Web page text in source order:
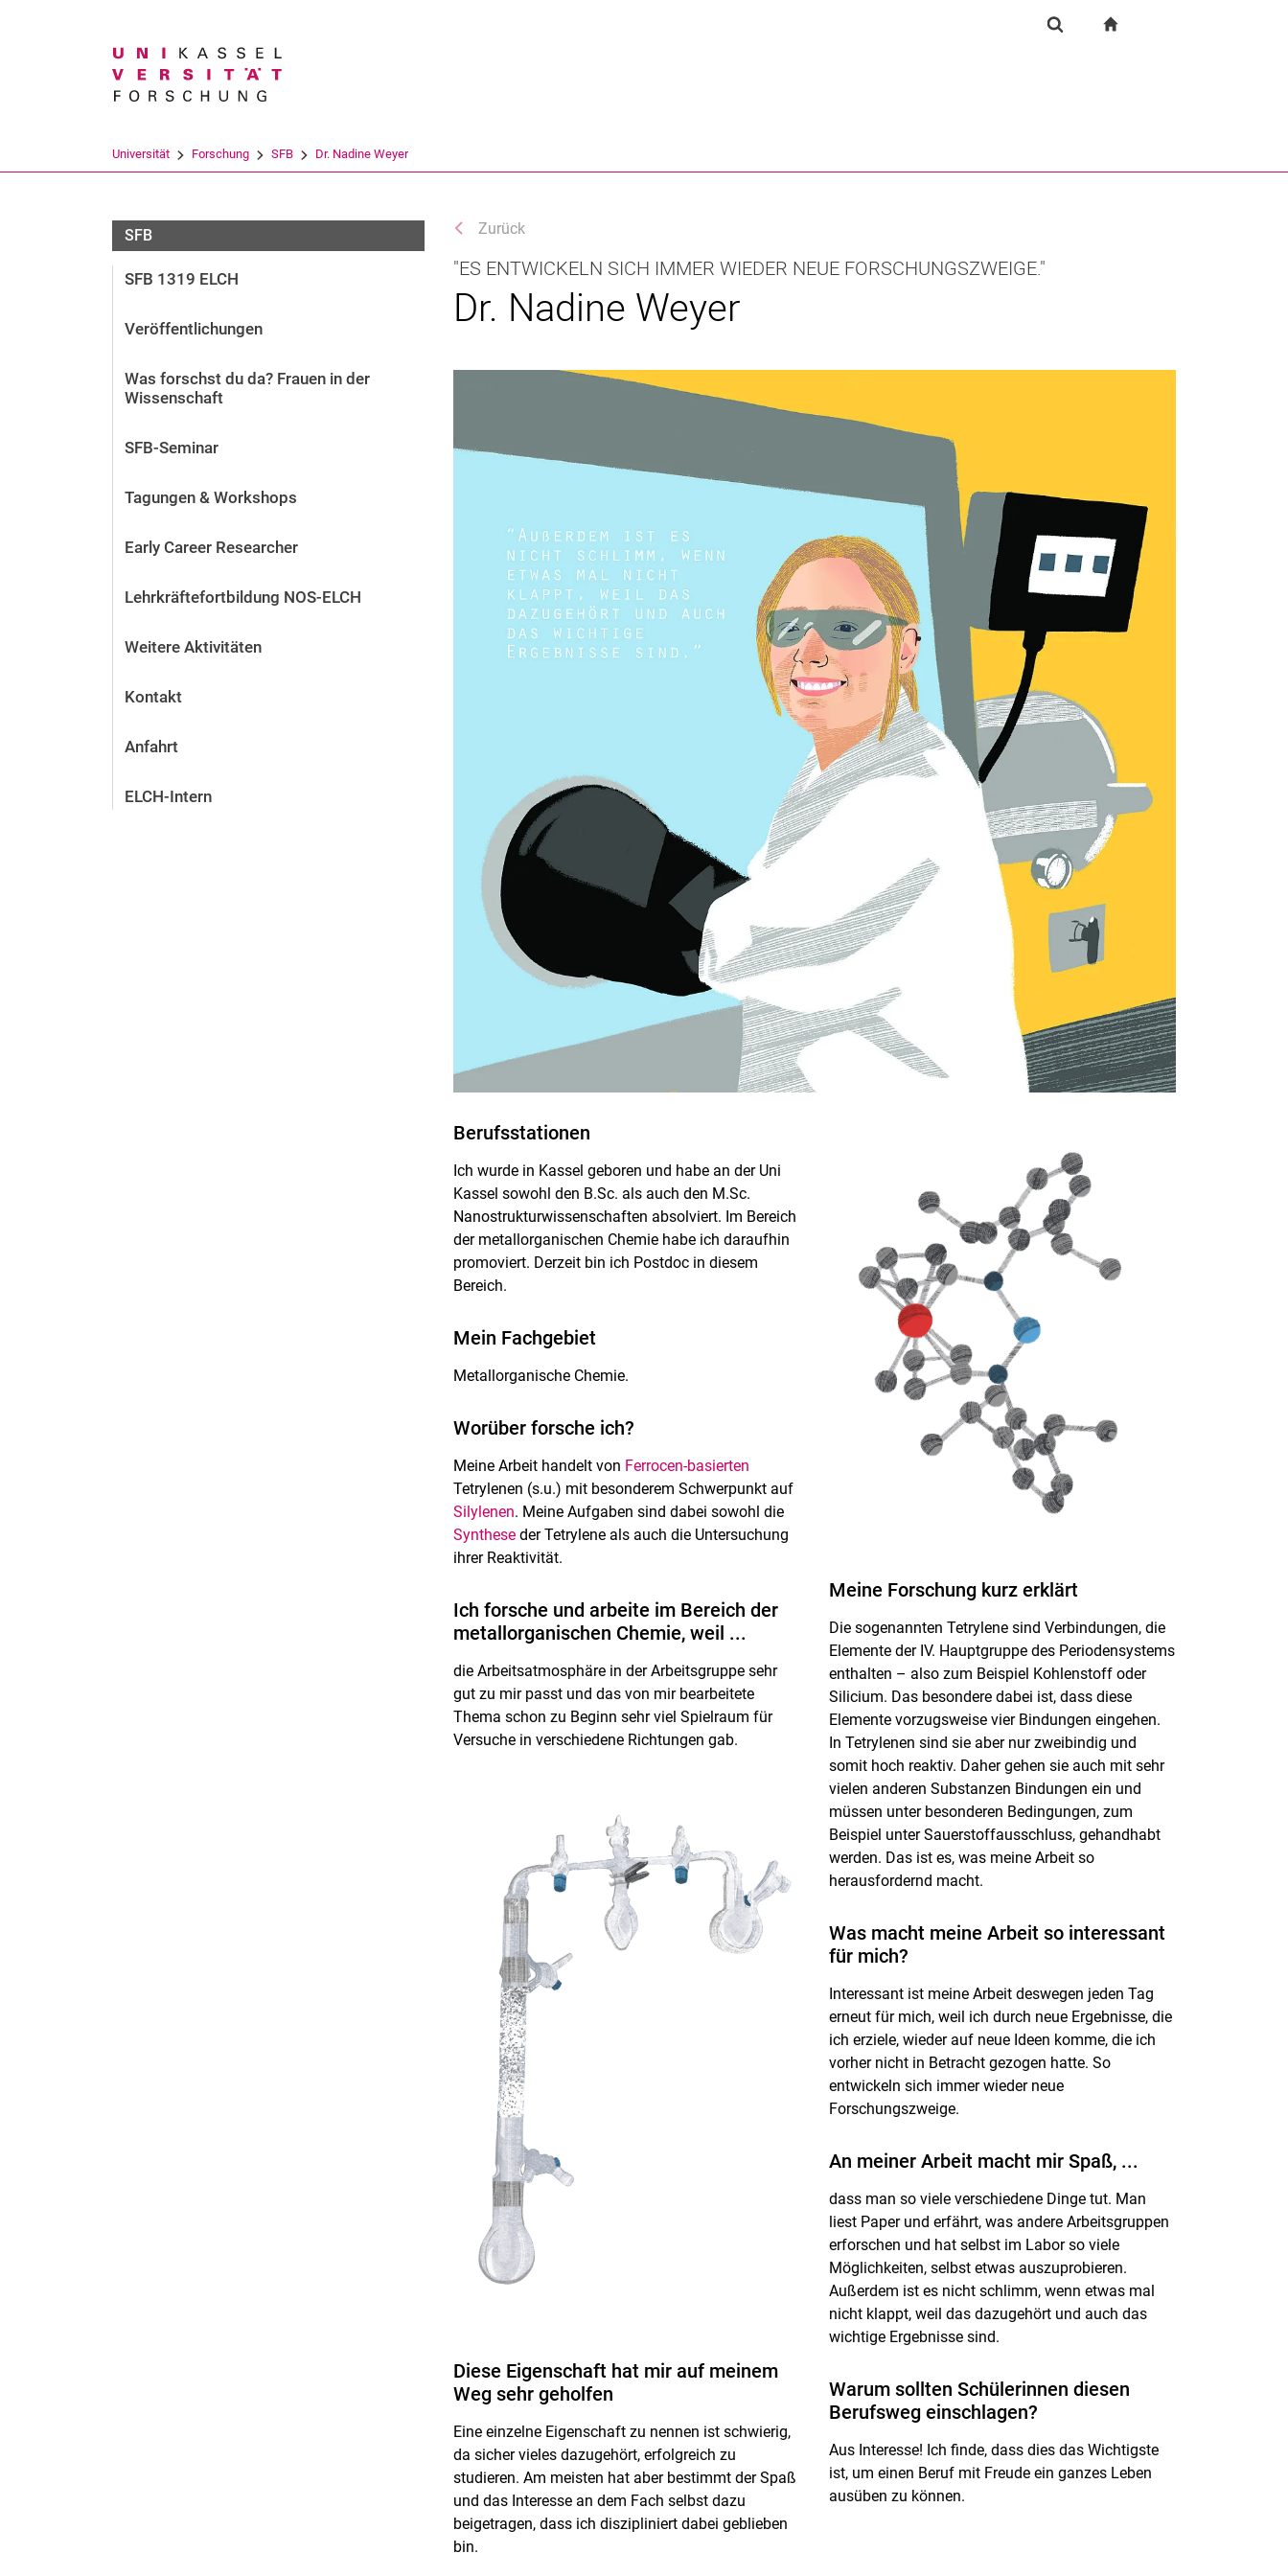
Universität Forschung SFB Dr. Nadine Weyer
SFB
SFB 1319 ELCH
Veröffentlichungen
Was forschst du da? Frauen in der
Wissenschaft
SFB-Seminar
Tagungen & Workshops
Early Career Researcher
Lehrkräftefortbildung NOS-ELCH
Weitere Aktivitäten
Kontakt
Anfahrt
ELCH-Intern
Zurück
Dr. Nadine Weyer
"ES ENTWICKELN SICH IMMER WIEDER NEUE FORSCHUNGSZWEIGE."
Berufsstationen
Ich wurde in Kassel geboren und habe an der Uni
Kassel sowohl den B.Sc. als auch den M.Sc.
Nanostrukturwissenschaften absolviert. Im Bereich
der metallorganischen Chemie habe ich daraufhin
promoviert. Derzeit bin ich Postdoc in diesem
Bereich.
Mein Fachgebiet
Metallorganische Chemie.
Worüber forsche ich?
Meine Arbeit handelt von Ferrocen-basierten
Tetrylenen (s.u.) mit besonderem Schwerpunkt auf
Silylenen. Meine Aufgaben sind dabei sowohl die
Synthese der Tetrylene als auch die Untersuchung
ihrer Reaktivität.
Ich forsche und arbeite im Bereich der
metallorganischen Chemie, weil ...
die Arbeitsatmosphäre in der Arbeitsgruppe sehr
gut zu mir passt und das von mir bearbeitete
Thema schon zu Beginn sehr viel Spielraum für
Versuche in verschiedene Richtungen gab.
Diese Eigenschaft hat mir auf meinem
Weg sehr geholfen
Eine einzelne Eigenschaft zu nennen ist schwierig,
da sicher vieles dazugehört, erfolgreich zu
studieren. Am meisten hat aber bestimmt der Spaß
und das Interesse an dem Fach selbst dazu
beigetragen, dass ich diszipliniert dabei geblieben
bin.
Meine Forschung kurz erklärt
Die sogenannten Tetrylene sind Verbindungen, die
Elemente der IV. Hauptgruppe des Periodensystems
enthalten – also zum Beispiel Kohlenstoff oder
Silicium. Das besondere dabei ist, dass diese
Elemente vorzugsweise vier Bindungen eingehen.
In Tetrylenen sind sie aber nur zweibindig und
somit hoch reaktiv. Daher gehen sie auch mit sehr
vielen anderen Substanzen Bindungen ein und
müssen unter besonderen Bedingungen, zum
Beispiel unter Sauerstoffausschluss, gehandhabt
werden. Das ist es, was meine Arbeit so
herausfordernd macht.
Was macht meine Arbeit so interessant
für mich?
Interessant ist meine Arbeit deswegen jeden Tag
erneut für mich, weil ich durch neue Ergebnisse, die
ich erziele, wieder auf neue Ideen komme, die ich
vorher nicht in Betracht gezogen hatte. So
entwickeln sich immer wieder neue
Forschungszweige.
An meiner Arbeit macht mir Spaß, ...
dass man so viele verschiedene Dinge tut. Man
liest Paper und erfährt, was andere Arbeitsgruppen
erforschen und hat selbst im Labor so viele
Möglichkeiten, selbst etwas auszuprobieren.
Außerdem ist es nicht schlimm, wenn etwas mal
nicht klappt, weil das dazugehört und auch das
wichtige Ergebnisse sind.
Warum sollten Schülerinnen diesen
Berufsweg einschlagen?
Aus Interesse! Ich finde, dass dies das Wichtigste
ist, um einen Beruf mit Freude ein ganzes Leben
ausüben zu können.